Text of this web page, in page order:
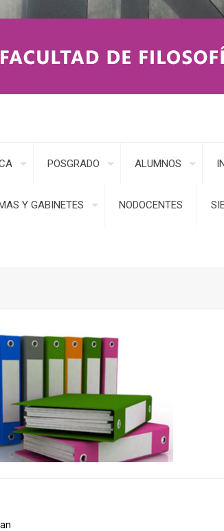
POSGRADO ALUMNOS
Y GABINETES NODOCENTES